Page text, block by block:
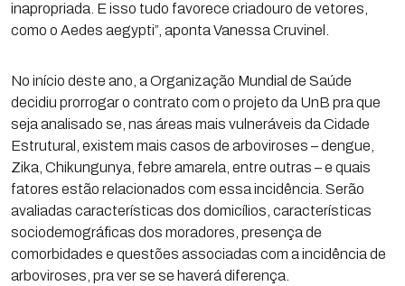
inapropriada. E isso tudo favorece criadouro de vetores,
como o Aedes aegypti”, aponta Vanessa Cruvinel.
No início deste ano, a Organização Mundial de Saúde
decidiu prorrogar o contrato com o projeto da UnB pra que
seja analisado se, nas áreas mais vulneráveis da Cidade
Estrutural, existem mais casos de arboviroses – dengue,
Zika, Chikungunya, febre amarela, entre outras – e quais
fatores estão relacionados com essa incidência. Serão
avaliadas características dos domicílios, características
sociodemográficas dos moradores, presença de
comorbidades e questões associadas com a incidência de
arboviroses, pra ver se se haverá diferença.